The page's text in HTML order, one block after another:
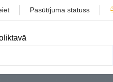
Pasūtījuma statuss